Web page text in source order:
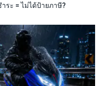
ระ = ไม่ได้ป้ายภาษี?